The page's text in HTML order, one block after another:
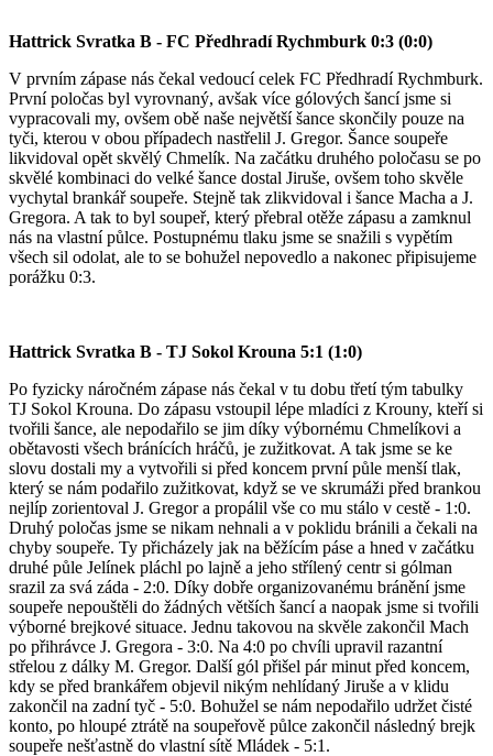
Hattrick Svratka B - FC Předhradí Rychmburk 0:3 (0:0)
V prvním zápase nás čekal vedoucí celek FC Předhradí Rychmburk.
První poločas byl vyrovnaný, avšak více gólových šancí jsme si
vypracovali my, ovšem obě naše největší šance skončily pouze na
tyči, kterou v obou případech nastřelil J. Gregor. Šance soupeře
likvidoval opět skvělý Chmelík. Na začátku druhého poločasu se po
skvělé kombinaci do velké šance dostal Jiruše, ovšem toho skvěle
vychytal brankář soupeře. Stejně tak zlikvidoval i šance Macha a J.
Gregora. A tak to byl soupeř, který přebral otěže zápasu a zamknul
nás na vlastní půlce. Postupnému tlaku jsme se snažili s vypětím
všech sil odolat, ale to se bohužel nepovedlo a nakonec připisujeme
porážku 0:3.
Hattrick Svratka B - TJ Sokol Krouna 5:1 (1:0)
Po fyzicky náročném zápase nás čekal v tu dobu třetí tým tabulky
TJ Sokol Krouna. Do zápasu vstoupil lépe mladíci z Krouny, kteří si
tvořili šance, ale nepodařilo se jim díky výbornému Chmelíkovi a
obětavosti všech bránících hráčů, je zužitkovat. A tak jsme se ke
slovu dostali my a vytvořili si před koncem první půle menší tlak,
který se nám podařilo zužitkovat, když se ve skrumáži před brankou
nejlíp zorientoval J. Gregor a propálil vše co mu stálo v cestě - 1:0.
Druhý poločas jsme se nikam nehnali a v poklidu bránili a čekali na
chyby soupeře. Ty přicházely jak na běžícím páse a hned v začátku
druhé půle Jelínek pláchl po lajně a jeho střílený centr si gólman
srazil za svá záda - 2:0. Díky dobře organizovanému bránění jsme
soupeře nepouštěli do žádných větších šancí a naopak jsme si tvořili
výborné brejkové situace. Jednu takovou na skvěle zakončil Mach
po přihrávce J. Gregora - 3:0. Na 4:0 po chvíli upravil razantní
střelou z dálky M. Gregor. Další gól přišel pár minut před koncem,
kdy se před brankářem objevil nikým nehlídaný Jiruše a v klidu
zakončil na zadní tyč - 5:0. Bohužel se nám nepodařilo udržet čisté
konto, po hloupé ztrátě na soupeřově půlce zakončil následný brejk
soupeře nešťastně do vlastní sítě Mládek - 5:1.